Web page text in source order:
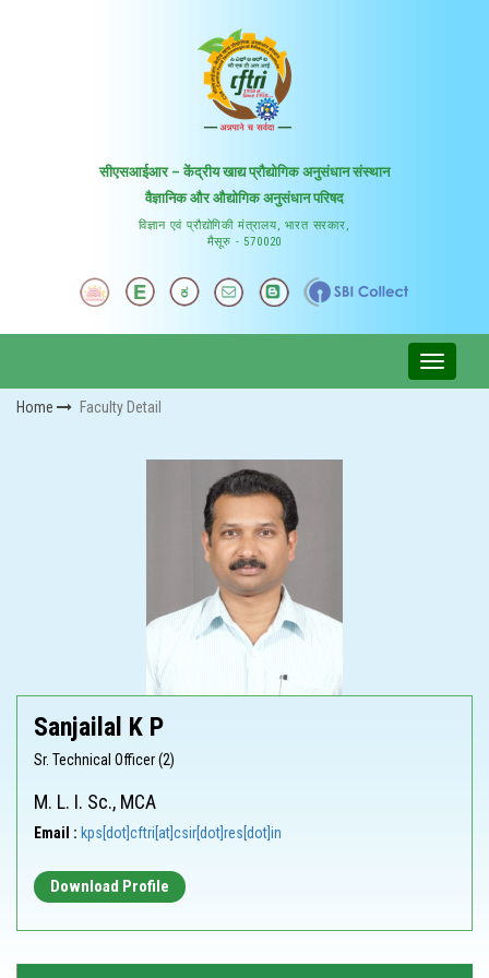
सीएसआईआर – केंद्रीय खाद्य प्रौद्योगिक अनुसंधान संस्थान
वैज्ञानिक और औद्योगिक अनुसंधान परिषद
विज्ञान एवं प्रौद्योगिकी मंत्रालय, भारत सरकार,
मैसूरु - 570020
Home Faculty Detail
Sanjailal K P
Sr. Technical Officer (2)
M. L. I. Sc., MCA
Email : kps[dot]cftri[at]csir[dot]res[dot]in
Download Profile